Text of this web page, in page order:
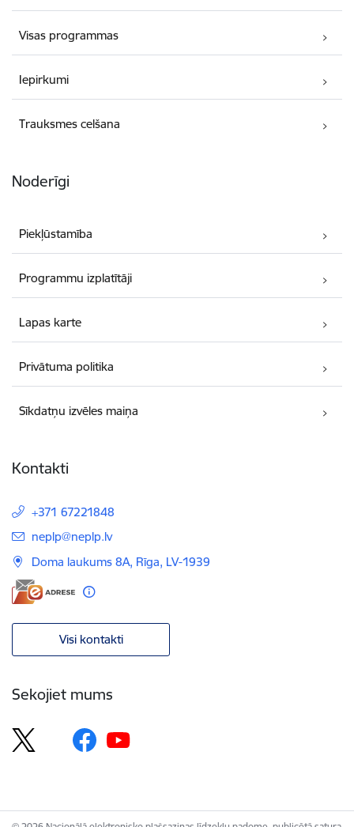
Visas programmas
Iepirkumi
Trauksmes celšana
Noderīgi
Piekļūstamība
Programmu izplatītāji
Lapas karte
Privātuma politika
Sīkdatņu izvēles maiņa
Kontakti
+371 67221848
E-pasts:
neplp@neplp.lv
Doma laukums 8A, Rīga, LV-1939
Visi kontakti
Sekojiet mums